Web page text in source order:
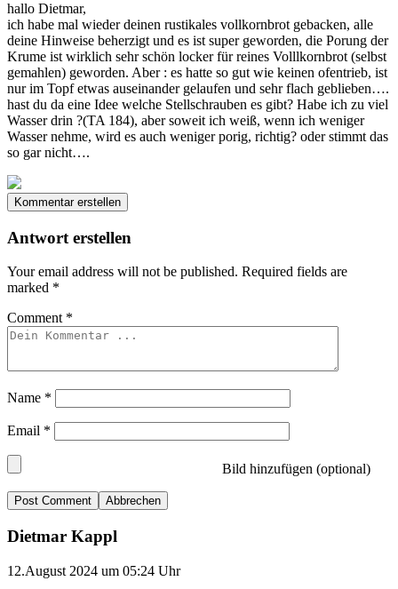
hallo Dietmar,
ich habe mal wieder deinen rustikales vollkornbrot gebacken, alle
deine Hinweise beherzigt und es ist super geworden, die Porung der
Krume ist wirklich sehr schön locker für reines Volllkornbrot (selbst
gemahlen) geworden. Aber : es hatte so gut wie keinen ofentrieb, ist
nur im Topf etwas auseinander gelaufen und sehr flach geblieben….
hast du da eine Idee welche Stellschrauben es gibt? Habe ich zu viel
Wasser drin ?(TA 184), aber soweit ich weiß, wenn ich weniger
Wasser nehme, wird es auch weniger porig, richtig? oder stimmt das
so gar nicht….
Kommentar erstellen
Antwort erstellen
Your email address will not be published. Required fields are
marked *
Comment *
Name *
Email *
Bild hinzufügen (optional)
Abbrechen
Dietmar Kappl
12.August 2024 um 05:24 Uhr